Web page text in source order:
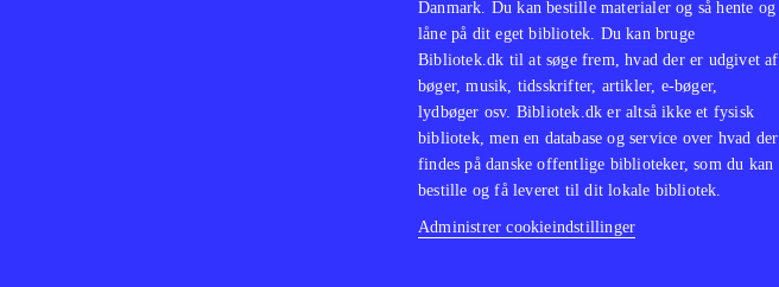
Danmark. Du kan bestille materialer og så hente og
låne på dit eget bibliotek. Du kan bruge
Bibliotek.dk til at søge frem, hvad der er udgivet af
bøger, musik, tidsskrifter, artikler, e-bøger,
lydbøger osv. Bibliotek.dk er altså ikke et fysisk
bibliotek, men en database og service over hvad der
findes på danske offentlige biblioteker, som du kan
bestille og få leveret til dit lokale bibliotek.
Administrer cookieindstillinger